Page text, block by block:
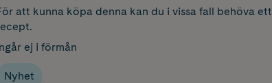
att kunna köpa denna kan du i vissa fall behöva ett
ej i förmån
Nyhet